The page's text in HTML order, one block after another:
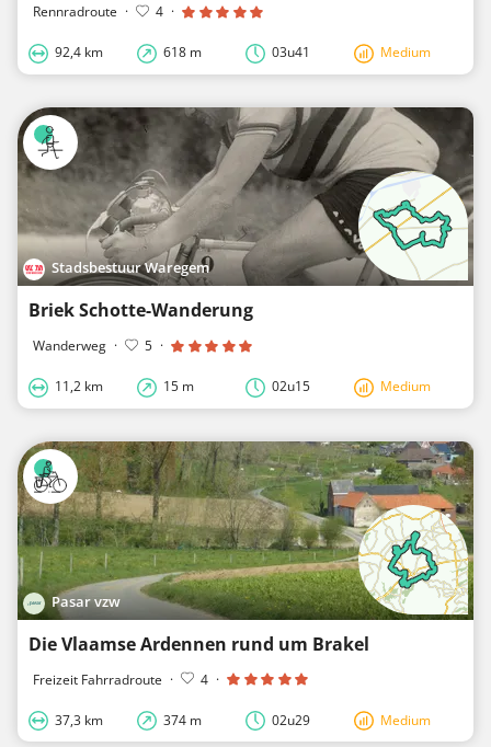
Rennradroute · 4 ·
92,4 km 618 m 03u41 Medium
Stadsbestuur Waregem
Briek Schotte-Wanderung
Wanderweg · 5 ·
11,2 km 15 m 02u15 Medium
Pasar vzw
Die Vlaamse Ardennen rund um Brakel
Freizeit Fahrradroute · 4 ·
37,3 km 374 m 02u29 Medium